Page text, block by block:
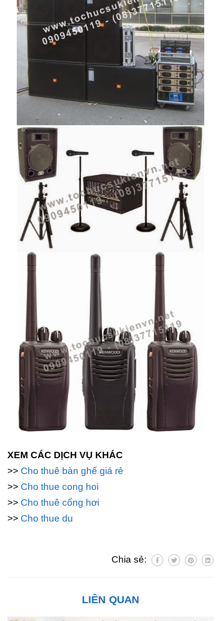
XEM CÁC DỊCH VỤ KHÁC
>> Cho thuê bàn ghế giá rẻ
>> Cho thue cong hoi
>> Cho thuê cổng hơi
>> Cho thue du
Chia sẻ:
LIÊN QUAN